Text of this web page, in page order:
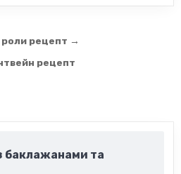
роли рецепт →
рецепт
баклажанами та